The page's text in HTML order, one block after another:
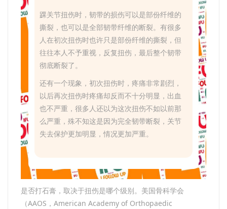
踝关节扭伤时，韧带的损伤可以是部份纤维的
撕裂，也可以是全部韧带纤维的断裂。有很多
人在初次扭伤时也许只是部份纤维的撕裂，但
往往本人不予重视，反复扭伤，最后整个韧带
彻底断裂了。
还有一个现象，初次扭伤时，疼痛非常剧烈，
以后再次扭伤时疼痛却反而不十分明显，出血
也不严重，很多人还以为这次扭伤不如以前那
么严重，殊不知这是因为完全韧带断裂，关节
失去保护更加明显，情况更加严重。
是否打石膏，取决于扭伤是哪个级别。美国骨科学会
（AAOS，American Academy of Orthopaedic